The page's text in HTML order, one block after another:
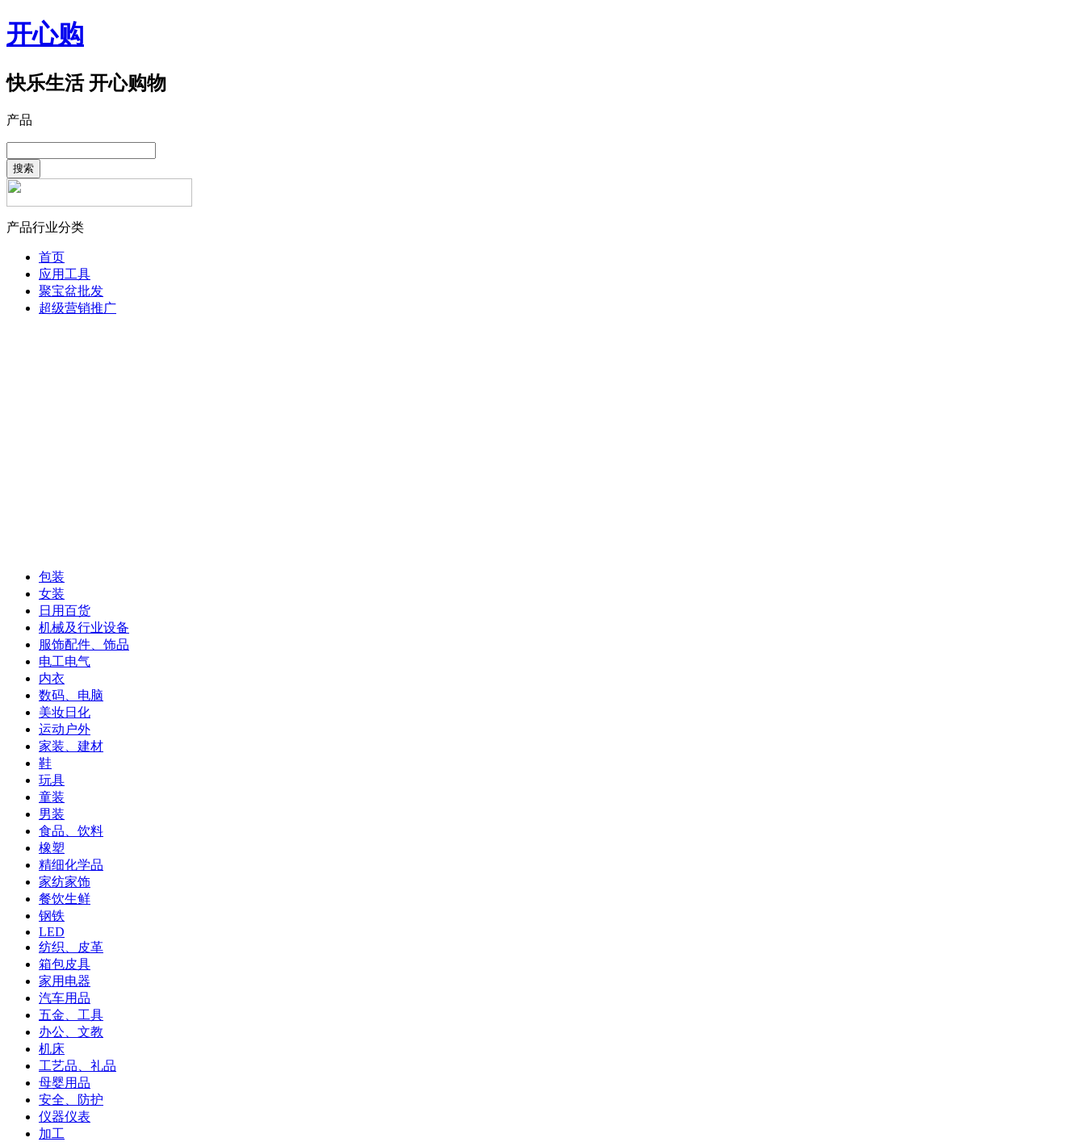
开心购
快乐生活 开心购物
产品
搜索
产品行业分类
首页
应用工具
聚宝盆批发
超级营销推广
包装
女装
日用百货
机械及行业设备
服饰配件、饰品
电工电气
内衣
数码、电脑
美妆日化
运动户外
家装、建材
鞋
玩具
童装
男装
食品、饮料
橡塑
精细化学品
家纺家饰
餐饮生鲜
钢铁
LED
纺织、皮革
箱包皮具
家用电器
汽车用品
五金、工具
办公、文教
机床
工艺品、礼品
母婴用品
安全、防护
仪器仪表
加工